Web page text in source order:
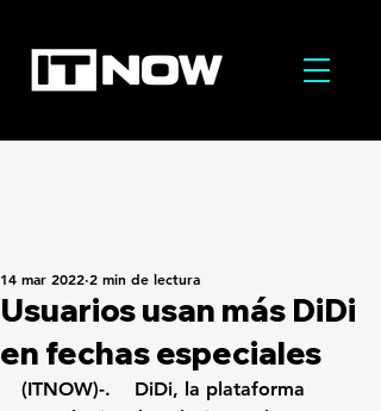
Usuarios usan más DiDi
en fechas especiales
14 mar 2022 2 min de lectura
(ITNOW)-.
DiDi, la plataforma